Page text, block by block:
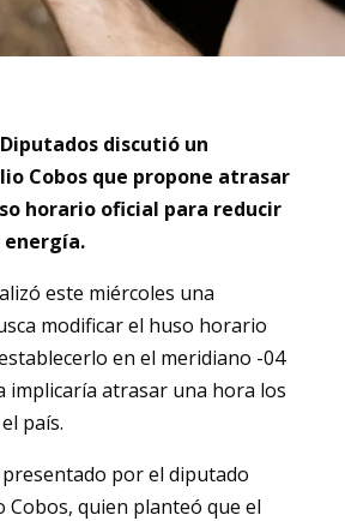
discutió un
Cobos que propone atrasar
horario oficial para reducir
energía.
este miércoles una
modificar el huso horario
en el meridiano -04
implicaría atrasar una hora los
país.
por el diputado
Cobos, quien planteó que el